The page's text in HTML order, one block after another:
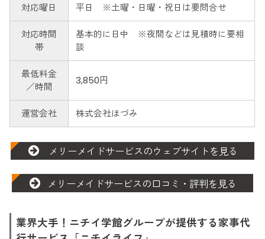
対応曜日 平日 ※土曜・日曜・祝日は要問合せ
対応時間
帯
基本的に日中 ※夜間などは見積時に要相
談
最低料金
／時間
3,850円
運営会社 株式会社ほづみ
メリーメイドサービスのウェブサイトを見る
メリーメイドサービスの口コミ・評判を見る
業界大手！ニチイ学館グループが提供する家事代